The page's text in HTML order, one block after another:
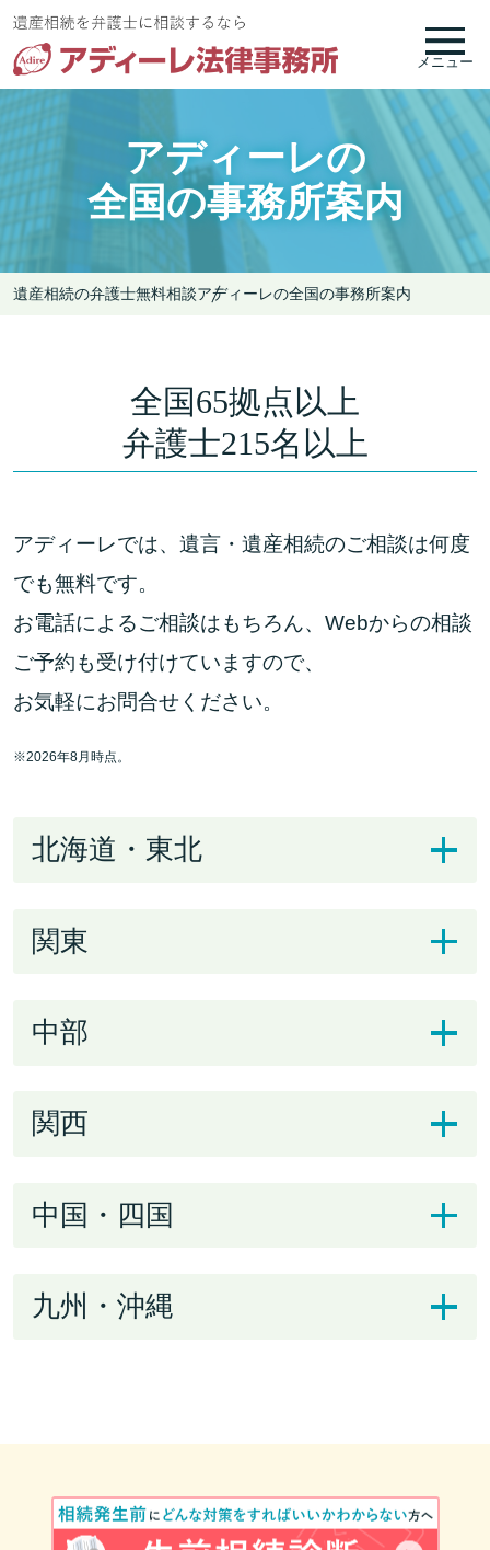
メニュー
アディーレの
全国の事務所案内
遺産相続の弁護士無料相談アディーレの全国の事務所案内
全国65拠点以上
弁護士215名以上
アディーレでは、遺言・遺産相続のご相談は何度
でも無料です。
お電話によるご相談はもちろん、Webからの相談
ご予約も受け付けていますので、
お気軽にお問合せください。
※2026年8月時点。
北海道・東北
関東
中部
関西
中国・四国
九州・沖縄